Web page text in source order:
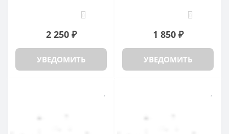
2 250 ₽
УВЕДОМИТЬ
1 850 ₽
УВЕДОМИТЬ